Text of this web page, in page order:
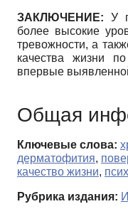
ЗАКЛЮЧЕНИЕ: У
более высокие
тревожности, а
качества жизни
впервые
Общая
Ключевые слова:
дерматофития,
качество жизни,
Рубрика издания: